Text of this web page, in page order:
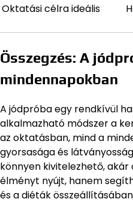
Oktatási célra ideális
Összegzés: A
mindennapokban
A jódpróba egy rendkívül
alkalmazható módszer a
az oktatásban, mind a
gyorsasága és
könnyen kivitelezhető,
élményt nyújt, hanem
és a diéták összeállításában